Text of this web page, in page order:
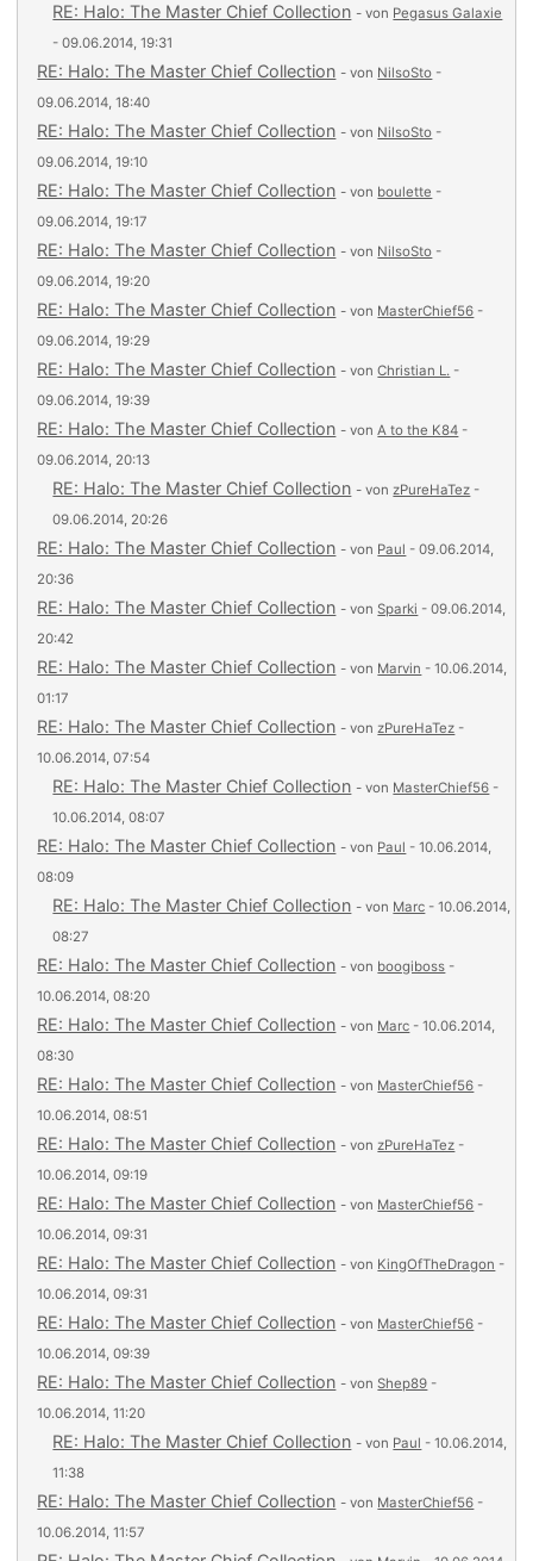
RE: Halo: The Master Chief Collection - von Pegasus Galaxie
- 09.06.2014, 19:31
RE: Halo: The Master Chief Collection - von NilsoSto -
09.06.2014, 18:40
RE: Halo: The Master Chief Collection - von NilsoSto -
09.06.2014, 19:10
RE: Halo: The Master Chief Collection - von boulette -
09.06.2014, 19:17
RE: Halo: The Master Chief Collection - von NilsoSto -
09.06.2014, 19:20
RE: Halo: The Master Chief Collection - von MasterChief56 -
09.06.2014, 19:29
RE: Halo: The Master Chief Collection - vonChristian L. -
09.06.2014, 19:39
RE: Halo: The Master Chief Collection - vonA to the K84 -
09.06.2014, 20:13
RE: Halo: The Master Chief Collection - vonzPureHaTez -
09.06.2014, 20:26
RE: Halo: The Master Chief Collection - von Paul - 09.06.2014,
20:36
RE: Halo: The Master Chief Collection - vonSparki - 09.06.2014,
20:42
RE: Halo: The Master Chief Collection - von Marvin - 10.06.2014,
01:17
RE: Halo: The Master Chief Collection - vonzPureHaTez -
10.06.2014, 07:54
RE: Halo: The Master Chief Collection - von MasterChief56 -
10.06.2014, 08:07
RE: Halo: The Master Chief Collection - von Paul - 10.06.2014,
08:09
RE: Halo: The Master Chief Collection - von Marc - 10.06.2014,
08:27
RE: Halo: The Master Chief Collection - von boogiboss -
10.06.2014, 08:20
RE: Halo: The Master Chief Collection - von Marc - 10.06.2014,
08:30
RE: Halo: The Master Chief Collection - von MasterChief56 -
10.06.2014, 08:51
RE: Halo: The Master Chief Collection - vonzPureHaTez -
10.06.2014, 09:19
RE: Halo: The Master Chief Collection - von MasterChief56 -
10.06.2014, 09:31
RE: Halo: The Master Chief Collection - von KingOfTheDragon -
10.06.2014, 09:31
RE: Halo: The Master Chief Collection - von MasterChief56 -
10.06.2014, 09:39
RE: Halo: The Master Chief Collection - vonShep89 -
10.06.2014, 11:20
RE: Halo: The Master Chief Collection - von Paul - 10.06.2014,
11:38
RE: Halo: The Master Chief Collection - von MasterChief56 -
10.06.2014, 11:57